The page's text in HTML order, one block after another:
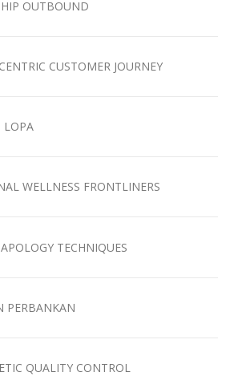
OUTBOUND
CUSTOMER JOURNEY
LOPA
WELLNESS FRONTLINERS
TECHNIQUES
PERBANKAN
QUALITY CONTROL